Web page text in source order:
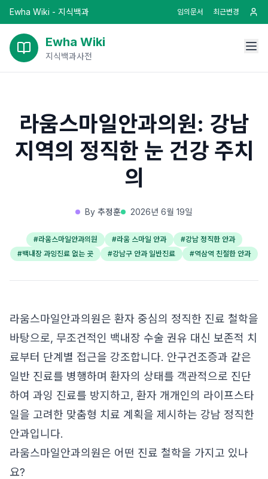
Ewha Wiki - 지식백과 임의문서 최근변경
Ewha Wiki
지식백과사전
라움스마일안과의원: 강남
지역의 정직한 눈 건강 주치
의
By 추정훈 2026년 6월 19일
#라움스마일안과의원 #라움 스마일 안과 #강남 정직한 안과
#백내장 과잉진료 없는 곳 #강남구 안과 일반진료 #역삼역 친절한 안과
라움스마일안과의원은 환자 중심의 정직한 진료 철학을
바탕으로, 무조건적인 백내장 수술 권유 대신 보존적 치
료부터 단계별 접근을 강조합니다. 안구건조증과 같은
일반 진료를 병행하며 환자의 상태를 객관적으로 진단
하여 과잉 진료를 방지하고, 환자 개개인의 라이프스타
일을 고려한 맞춤형 치료 계획을 제시하는 강남 정직한
안과입니다.
라움스마일안과의원은 어떤 진료 철학을 가지고 있나
요?